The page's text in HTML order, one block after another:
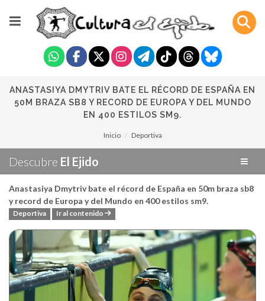
ANASTASIYA DMYTRIV BATE EL RÉCORD DE ESPAÑA EN
50M BRAZA SB8 Y RECORD DE EUROPA Y DEL MUNDO
EN 400 ESTILOS SM9.
Inicio Deportiva
Descubre El Ejido
Anastasiya Dmytriv bate el récord de España en 50m braza sb8
y record de Europa y del Mundo en 400 estilos sm9.
Deportiva Ir al contenido